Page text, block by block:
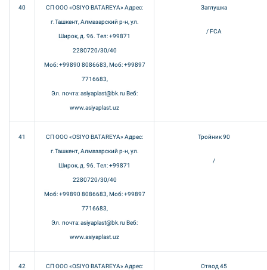
40 СП ООО «OSIYO BATAREYA» Адрес:
г.Ташкент, Алмазарский р-н, ул.
Широк, д. 96. Тел: +99871
2280720/30/40
Моб: +99890 8086683, Моб: +99897
7716683,
Эл. почта: asiyaplast@bk.ru Веб:
www.asiyaplast.uz
Заглушка
/ FCA
41 СП ООО «OSIYO BATAREYA» Адрес:
г.Ташкент, Алмазарский р-н, ул.
Широк, д. 96. Тел: +99871
2280720/30/40
Моб: +99890 8086683, Моб: +99897
7716683,
Эл. почта: asiyaplast@bk.ru Веб:
www.asiyaplast.uz
Тройник 90
/
42 СП ООО «OSIYO BATAREYA» Адрес: Отвод 45